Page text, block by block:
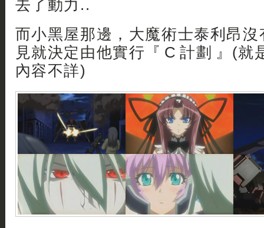
去了動力..
而小黑屋那邊，大魔術士泰利昂
見就決定由他實行『 C 計劃 』(就
內容不詳)